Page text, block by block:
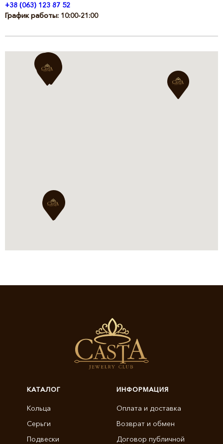
+38 (063) 123 87 52
График работы: 10:00-21:00
КАТАЛОГ
Кольца
Серьги
Подвески
ИНФОРМАЦИЯ
Оплата и доставка
Возврат и обмен
Договор публичной